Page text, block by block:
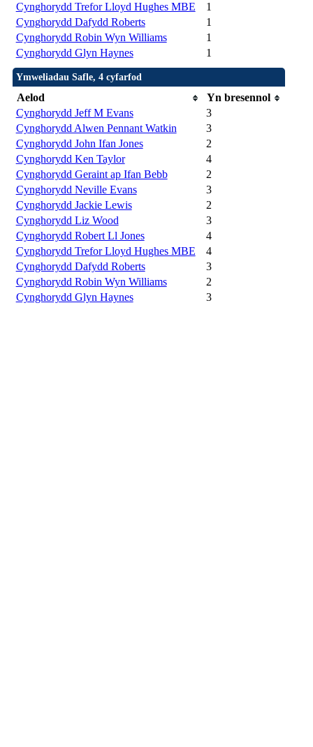
Cynghorydd Trefor Lloyd Hughes MBE
1
Cynghorydd Dafydd Roberts
1
Cynghorydd Robin Wyn Williams
1
Cynghorydd Glyn Haynes
1
Ymweliadau Safle, 4 cyfarfod
Aelod
Yn bresennol
Cynghorydd Jeff M Evans
3
Cynghorydd Alwen Pennant Watkin
3
Cynghorydd John Ifan Jones
2
Cynghorydd Ken Taylor
4
Cynghorydd Geraint ap Ifan Bebb
2
Cynghorydd Neville Evans
3
Cynghorydd Jackie Lewis
2
Cynghorydd Liz Wood
3
Cynghorydd Robert Ll Jones
4
Cynghorydd Trefor Lloyd Hughes MBE
4
Cynghorydd Dafydd Roberts
3
Cynghorydd Robin Wyn Williams
2
Cynghorydd Glyn Haynes
3